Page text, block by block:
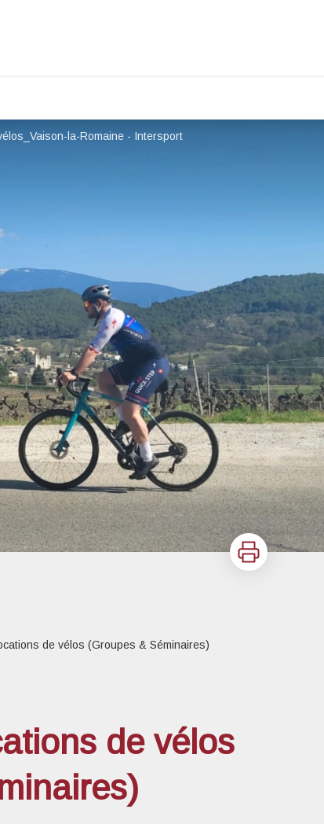
la-Romaine - Intersport
Voir l'image en plein écran
Imprimer
de vélos (Groupes & Séminaires)
de vélos